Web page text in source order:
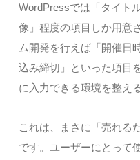
WordPressでは「タイト
像」程度の項目しか用意
ム開発を行えば「開催日
込み締切」といった項目
に入力できる環境を整え
これは、まさに「売れる
です。ユーザーにとって